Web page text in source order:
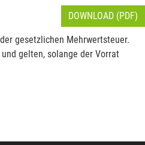
DOWNLOAD (PDF)
gesetzlichen Mehrwertsteuer.
gelten, solange der Vorrat